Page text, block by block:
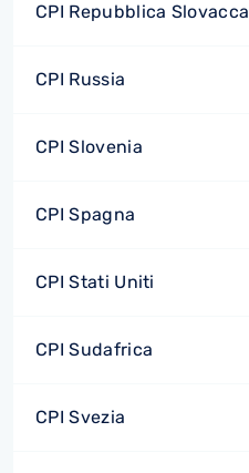
CPI Repubblica Slovacca
CPI Russia
CPI Slovenia
CPI Spagna
CPI Stati Uniti
CPI Sudafrica
CPI Svezia